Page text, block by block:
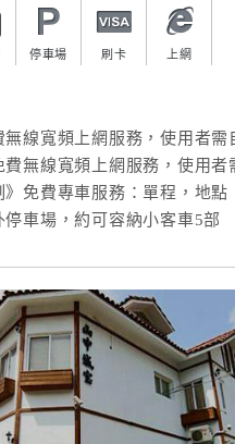
停車場 刷卡 上網
無線寬頻上網服務，使用者需
費無線寬頻上網服務，使用
》免費專車服務：單程，地
停車場，約可容納小客車5部